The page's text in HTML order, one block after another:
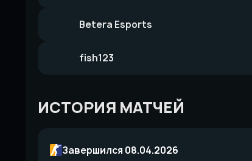
Betera Esports
fish123
ИСТОРИЯ МАТЧЕЙ
Завершился 08.04.2026